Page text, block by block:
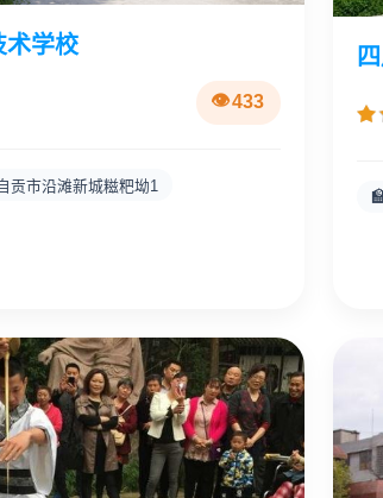
术学校
433
贡市沿滩新城糍粑坳1